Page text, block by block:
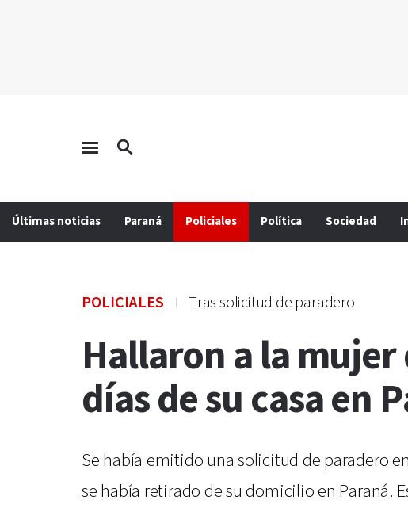
Últimas noticias Paraná Policiales Política Sociedad
POLICIALES Tras solicitud de paradero
Hallaron a la
días de su casa en
Se había emitido una solicitud de paradero
se había retirado de su domicilio en Paraná.